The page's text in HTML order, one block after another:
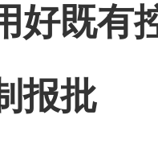
好既有
报批